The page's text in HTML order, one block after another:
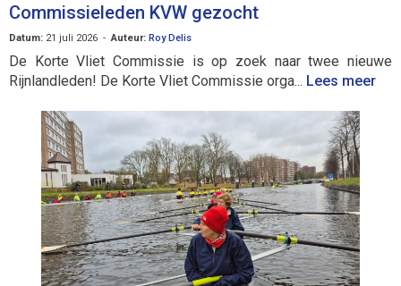
Commissieleden KVW gezocht
Datum: 21 juli 2026 -Auteur: Roy Delis
De Korte Vliet Commissie is op zoek naar twee nieuwe
Rijnlandleden! De Korte Vliet Commissie orga... Lees meer